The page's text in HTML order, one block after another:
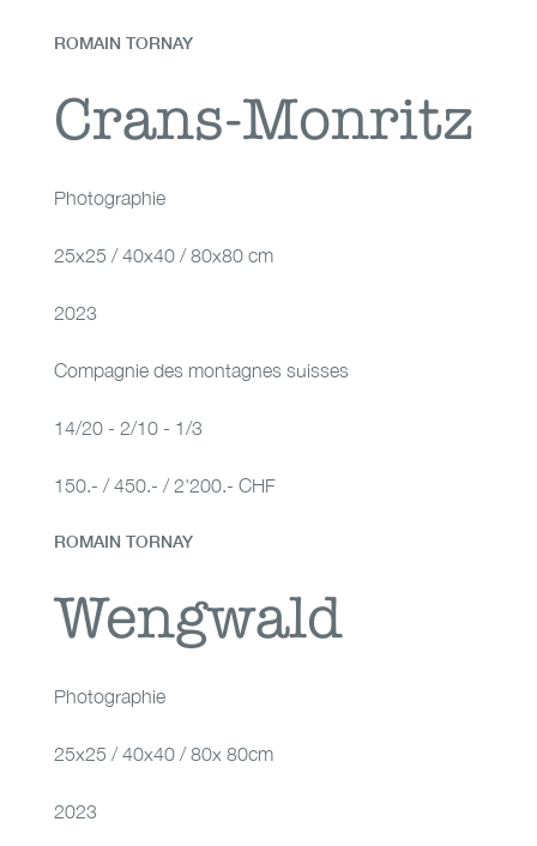
Crans-Monritz
ROMAIN TORNAY
Crans-Monritz
Photographie
25x25 / 40x40 / 80x80 cm
2023
Compagnie des montagnes suisses
14/20 - 2/10 - 1/3
150.- / 450.- / 2'200.- CHF
Wengwald
ROMAIN TORNAY
Wengwald
Photographie
25x25 / 40x40 / 80x 80cm
2023